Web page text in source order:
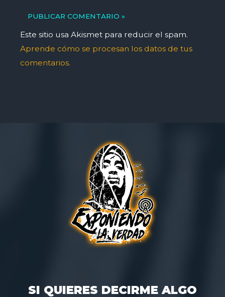
Este sitio usa Akismet para reducir el spam.
Aprende cómo se procesan los datos de tus
comentarios.
SI QUIERES DECIRME ALGO